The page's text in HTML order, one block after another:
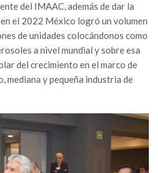
del IMAAC, además de dar la
el 2022 México logró un volumen
de unidades colocándonos como
a nivel mundial y sobre esa
del crecimiento en el marco de
mediana y pequeña industria de